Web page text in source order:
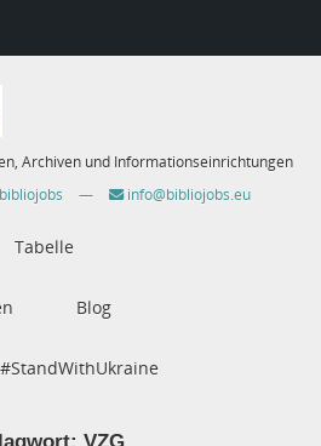
Archiven und Informationseinrichtungen
— info@bibliojobs.eu
Tabelle
Blog
#StandWithUkraine